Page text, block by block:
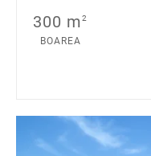
300 m2
BOAREA